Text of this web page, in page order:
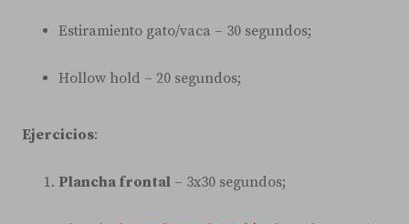
Estiramiento gato/vaca – 30 segundos;
Hollow hold – 20 segundos;
Ejercicios:
Plancha frontal – 3x30 segundos;